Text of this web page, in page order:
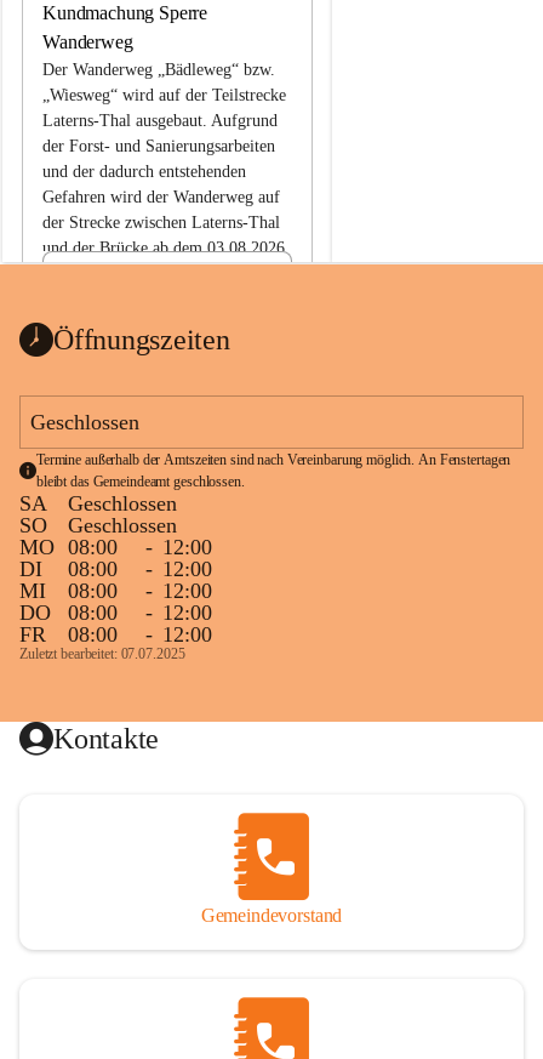
Kundmachung Sperre
Wanderweg
Der Wanderweg „Bädleweg“ bzw.
„Wiesweg“ wird auf der Teilstrecke
Laterns-Thal ausgebaut. Aufgrund
der Forst- und Sanierungsarbeiten
und der dadurch entstehenden
Gefahren wird der Wanderweg auf
der Strecke zwischen Laterns-Thal
und der Brücke ab dem 03.08.2026
ht
1 Seite•0,1 MB
Öffnungszeiten
Geschlossen
Termine außerhalb der Amtszeiten sind nach Vereinbarung möglich. An Fenstertagen
bleibt das Gemeindeamt geschlossen.
SA
Geschlossen
SO
Geschlossen
MO 08:00 - 12:00
DI
08:00 - 12:00
MI
08:00 - 12:00
DO
08:00 - 12:00
FR
08:00 - 12:00
Zuletzt bearbeitet: 07.07.2025
Kontakte
Gemeindevorstand